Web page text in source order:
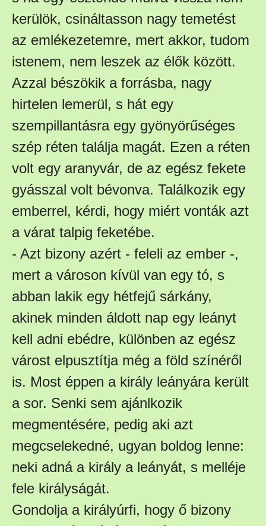
kerülök, csináltasson nagy temetést
az emlékezetemre, mert akkor, tudom
istenem, nem leszek az élők között.
Azzal bészökik a forrásba, nagy
hirtelen lemerül, s hát egy
szempillantásra egy gyönyörűséges
szép réten találja magát. Ezen a réten
volt egy aranyvár, de az egész fekete
gyásszal volt bévonva. Találkozik egy
emberrel, kérdi, hogy miért vonták azt
a várat talpig feketébe.
- Azt bizony azért - feleli az ember -,
mert a városon kívül van egy tó, s
abban lakik egy hétfejű sárkány,
akinek minden áldott nap egy leányt
kell adni ebédre, különben az egész
várost elpusztítja még a föld színéről
is. Most éppen a király leányára került
a sor. Senki sem ajánlkozik
megmentésére, pedig aki azt
megcselekedné, ugyan boldog lenne:
neki adná a király a leányát, s melléje
fele királyságát.
Gondolja a királyúrfi, hogy ő bizony